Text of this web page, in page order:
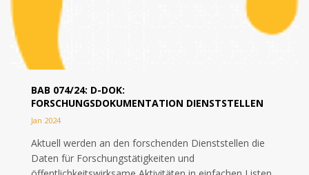
BAB 074/24: D-DOK:
FORSCHUNGSDOKUMENTATION DIENSTSTELLEN
Jan 2024
Aktuell werden an den forschenden Dienststellen die
Daten für Forschungstätigkeiten und